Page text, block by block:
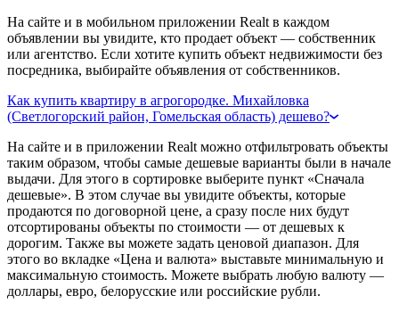
На сайте и в мобильном приложении Realt в каждом
объявлении вы увидите, кто продает объект — собственник
или агентство. Если хотите купить объект недвижимости без
посредника, выбирайте объявления от собственников.
Как купить квартиру в агрогородке. Михайловка
(Светлогорский район, Гомельская область) дешево?
На сайте и в приложении Realt можно отфильтровать объекты
таким образом, чтобы самые дешевые варианты были в начале
выдачи. Для этого в сортировке выберите пункт «Сначала
дешевые». В этом случае вы увидите объекты, которые
продаются по договорной цене, а сразу после них будут
отсортированы объекты по стоимости — от дешевых к
дорогим. Также вы можете задать ценовой диапазон. Для
этого во вкладке «Цена и валюта» выставьте минимальную и
максимальную стоимость. Можете выбрать любую валюту —
доллары, евро, белорусские или российские рубли.